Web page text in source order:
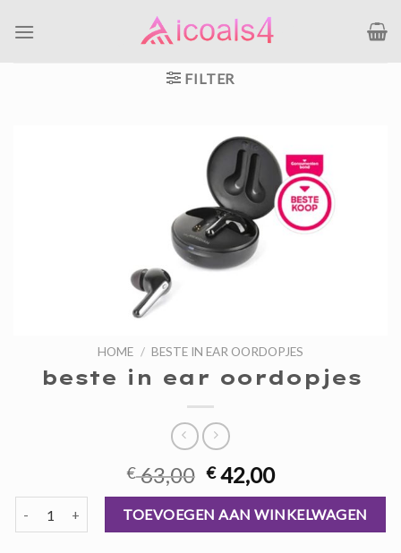
naar
FILTER
HOME / BESTE IN EAR OORDOPJES
beste in ear oordopjes
€63,00 Oorspronkelijke
prijs
was:
€ 63,00.
€42,00Huidige
prijs
is:
€ 42,00.
beste in ear oordopjes aantalTOEVOEGEN AAN WINKELWAGEN